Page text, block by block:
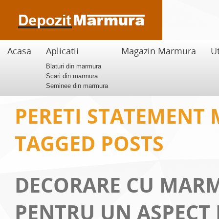
Acasa Aplicatii
Blaturi din marmura
Scari din marmura
Seminee din marmura
Magazin Marmura
PERETI STATEMENT
TAGGED POSTS
DECORARE CU
PENTRU UN ASPECT